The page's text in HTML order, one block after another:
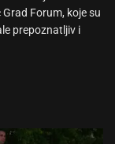
Forum, koje su
prepoznatljiv i